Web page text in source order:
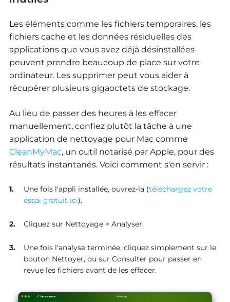
Les éléments comme les fichiers temporaires, les
fichiers cache et les données résiduelles des
applications que vous avez déjà désinstallées
peuvent prendre beaucoup de place sur votre
ordinateur. Les supprimer peut vous aider à
récupérer plusieurs gigaoctets de stockage.
Au lieu de passer des heures à les effacer
manuellement, confiez plutôt la tâche à une
application de nettoyage pour Mac comme
CleanMyMac, un outil notarisé par Apple, pour des
résultats instantanés. Voici comment s'en servir :
Une fois l'appli installée, ouvrez-la (téléchargez votre
essai gratuit ici).
Cliquez sur Nettoyage > Analyser.
Une fois l'analyse terminée, cliquez simplement sur le
bouton Nettoyer, ou sur Consulter pour passer en
revue les fichiers avant de les effacer.